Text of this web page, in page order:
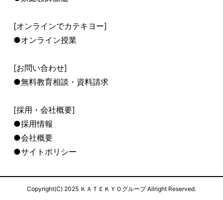
[オンラインでカテキヨー]
●オンライン授業
[お問い合わせ]
●無料教育相談・資料請求
[採用・会社概要]
●採用情報
●会社概要
●サイトポリシー
Copyright(C) 2025 ＫＡＴＥＫＹＯグループ Allright Reserved.